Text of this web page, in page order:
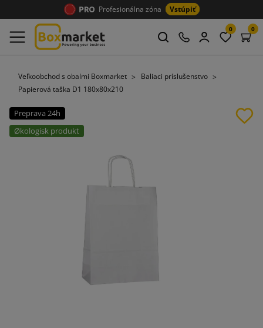
Profesionálna zóna Vstúpiť
0 0
Veľkoobchod s obalmi Boxmarket
Baliaci príslušenstvo
Papierová taška D1 180x80x210
Preprava 24h
Økologisk produkt